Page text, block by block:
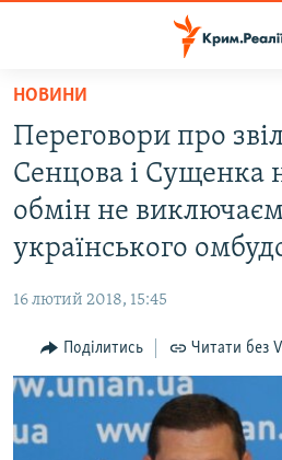
Перейти
основного
матеріалу
Перейти
до
основної
Перейти
пошуку
ВОДА.КРИМ
ВІДЕО ТА ФОТО
ПОЛІТИКА
ІНТЕРВ'Ю
ВСЕ ЗА ДЕНЬ
СПЕЦПРОЕКТИ
НОВИНИ
Переговори про
Сенцова і Сущенка
обмін не
українського
16 лютий 2018, 15:45
Поділитись Читати без